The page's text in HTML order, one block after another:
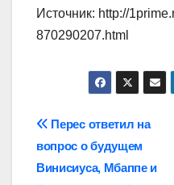
Источник: http://
870290207.html
Навигация
по
Перес ответил на
вопрос о будущем
Винисиуса, Мбаппе и